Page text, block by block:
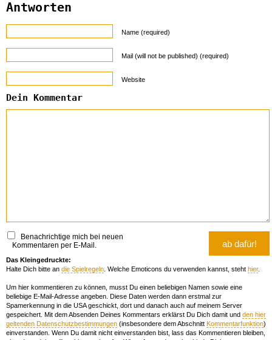
Antworten
Name (required)
Mail (will not be published) (required)
Website
Dein Kommentar
Benachrichtige mich bei neuen
Kommentaren per E-Mail.
Das Kleingedruckte:
Halte Dich bitte an die Spielregeln . Welche Emoticons du verwenden kannst, steht hier.
Um hier kommentieren zu können, musst Du einen beliebigen Namen sowie eine
beliebige E-Mail-Adresse angeben. Diese Daten werden dann erstmal zur
Spamerkennung in die USA geschickt, dort und danach auch auf meinem Server
gespeichert. Mit dem Absenden Deines Kommentars erklärst Du Dich damit und den hier
geltenden Datenschutzbestimmungen (insbesondere dem Abschnitt Kommentarfunktion)
einverstanden. Wenn Du damit nicht einverstanden bist, lass das Kommentieren bleiben,